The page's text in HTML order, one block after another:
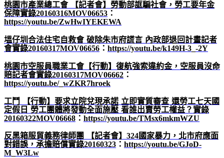
桃園市產業總工會
【記者會】勞動部誆騙社會，勞工要年金
保障實錄20160316MOV06653 ：
https://youtu.be/ZwHwIYEKEWA
塭仔圳合法住宅自救會 破除朱市府謊言 內政部退回計畫記者
會實錄20160317MOV06656 ： https://youtu.be/k149H-3_-2Y
桃園市空服員職業工會【行動】復航強索違約金，空服員沒命
賠記者會實錄20160317MOV06662 ：
https://youtu.be/_wZKR7hroek
工鬥 【行動】要求立院兌現承諾 立即實質審查 還勞工七天國
定假日 勞工團體將發動全面施壓 看誰出賣勞工權益？實錄
20160322MOV06668 ： https://youtu.be/TMsx6mkmWZU
反黑箱服貿義務律師團 【記者會】324國家暴力，北市府應面
對錯誤，承擔賠償實錄20160323 ： https://youtu.be/GJoD-
M_W3Lw